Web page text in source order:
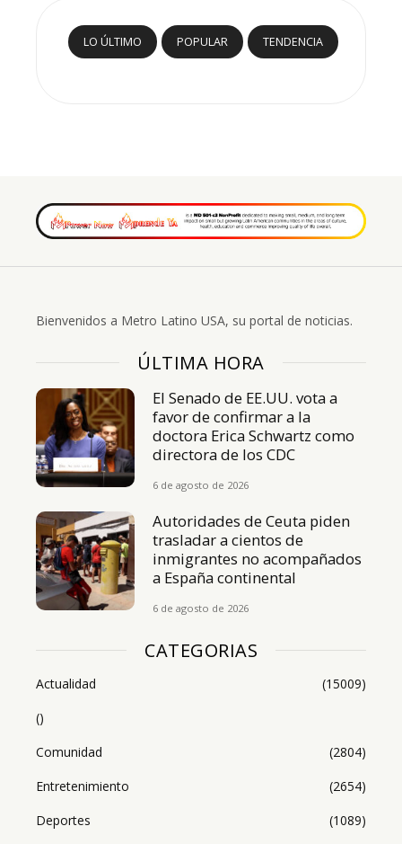
LO ÚLTIMO POPULAR TENDENCIA
Bienvenidos a Metro Latino USA, su portal de noticias.
ÚLTIMA HORA
El Senado de EE.UU. vota a
favor de confirmar a la
doctora Erica Schwartz como
directora de los CDC
6 de agosto de 2026
Autoridades de Ceuta piden
trasladar a cientos de
inmigrantes no acompañados
a España continental
6 de agosto de 2026
CATEGORIAS
Actualidad
(15009)
()
Comunidad
(2804)
Entretenimiento
(2654)
Deportes
(1089)